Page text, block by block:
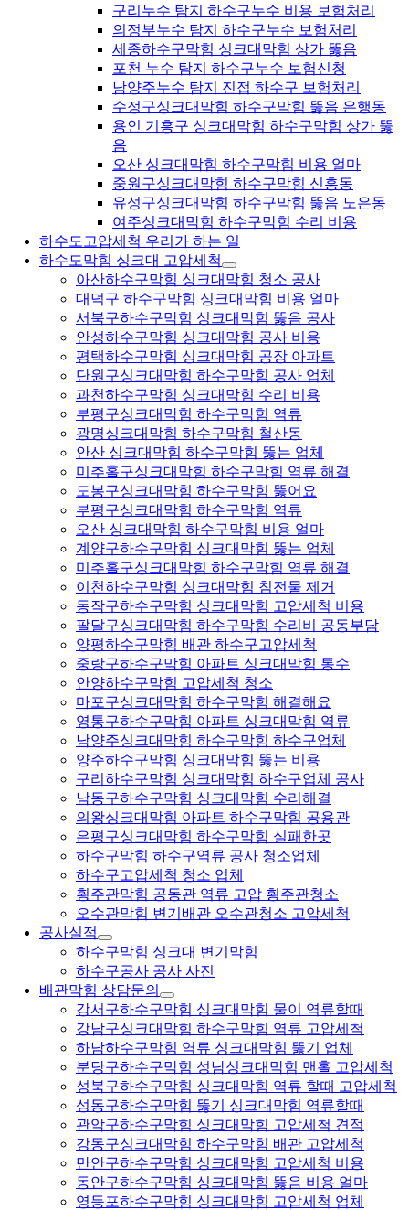
구리누수 탐지 하수구누수 비용 보험처리
의정부누수 탐지 하수구누수 보험처리
세종하수구막힘 싱크대막힘 상가 뚫음
포천 누수 탐지 하수구누수 보험신청
남양주누수 탐지 진접 하수구 보험처리
수정구싱크대막힘 하수구막힘 뚫음 은행동
용인 기흥구 싱크대막힘 하수구막힘 상가 뚫
음
오산 싱크대막힘 하수구막힘 비용 얼마
중원구싱크대막힘 하수구막힘 신흥동
유성구싱크대막힘 하수구막힘 뚫음 노은동
여주싱크대막힘 하수구막힘 수리 비용
하수도고압세척 우리가 하는 일
하수도막힘 싱크대 고압세척
아산하수구막힘 싱크대막힘 청소 공사
대덕구 하수구막힘 싱크대막힘 비용 얼마
서북구하수구막힘 싱크대막힘 뚫음 공사
안성하수구막힘 싱크대막힘 공사 비용
평택하수구막힘 싱크대막힘 공장 아파트
단원구싱크대막힘 하수구막힘 공사 업체
과천하수구막힘 싱크대막힘 수리 비용
부평구싱크대막힘 하수구막힘 역류
광명싱크대막힘 하수구막힘 철산동
안산 싱크대막힘 하수구막힘 뚫는 업체
미추홀구싱크대막힘 하수구막힘 역류 해결
도봉구싱크대막힘 하수구막힘 뚫어요
부평구싱크대막힘 하수구막힘 역류
오산 싱크대막힘 하수구막힘 비용 얼마
계양구하수구막힘 싱크대막힘 뚫는 업체
미추홀구싱크대막힘 하수구막힘 역류 해결
이천하수구막힘 싱크대막힘 침전물 제거
동작구하수구막힘 싱크대막힘 고압세척 비용
팔달구싱크대막힘 하수구막힘 수리비 공동부담
양평하수구막힘 배관 하수구고압세척
중랑구하수구막힘 아파트 싱크대막힘 통수
안양하수구막힘 고압세척 청소
마포구싱크대막힘 하수구막힘 해결해요
영통구하수구막힘 아파트 싱크대막힘 역류
남양주싱크대막힘 하수구막힘 하수구업체
양주하수구막힘 싱크대막힘 뚫는 비용
구리하수구막힘 싱크대막힘 하수구업체 공사
남동구하수구막힘 싱크대막힘 수리해결
의왕싱크대막힘 아파트 하수구막힘 공용관
은평구싱크대막힘 하수구막힘 실패한곳
하수구막힘 하수구역류 공사 청소업체
하수구고압세척 청소 업체
횡주관막힘 공동관 역류 고압 횡주관청소
오수관막힘 변기배관 오수관청소 고압세척
공사실적
하수구막힘 싱크대 변기막힘
하수구공사 공사 사진
배관막힘 상담문의
강서구하수구막힘 싱크대막힘 물이 역류할때
강남구싱크대막힘 하수구막힘 역류 고압세척
하남하수구막힘 역류 싱크대막힘 뚫기 업체
분당구하수구막힘 성남싱크대막힘 맨홀 고압세척
성북구하수구막힘 싱크대막힘 역류 할때 고압세척
성동구하수구막힘 뚫기 싱크대막힘 역류할때
관악구하수구막힘 싱크대막힘 고압세척 견적
강동구싱크대막힘 하수구막힘 배관 고압세척
만안구하수구막힘 싱크대막힘 고압세척 비용
동안구하수구막힘 싱크대막힘 뚫음 비용 얼마
영등포하수구막힘 싱크대막힘 고압세척 업체